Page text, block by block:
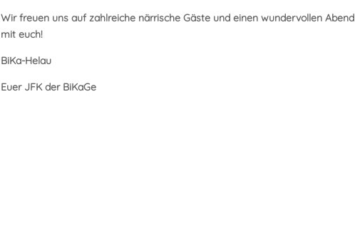
Wir freuen uns auf zahlreiche närrische Gäste und einen wundervollen Abend
mit euch!
BiKa-Helau
Euer JFK der BiKaGe